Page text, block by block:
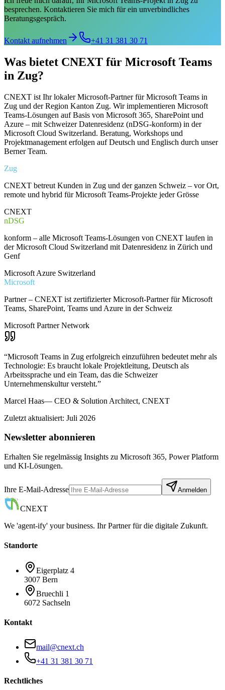
besprechen. Kontaktieren Sie mich für ein unverbindliches
Beratungsgespräch.
Kontakt aufnehmen +41 31 381 30 71
Was bietet CNEXT für Microsoft Teams
in Zug?
CNEXT ist Ihr lokaler Microsoft-Partner für Microsoft Teams in
Zug und der Region Kanton Zug. Wir implementieren Microsoft
Teams-Lösungen auf Basis von Microsoft 365, SharePoint und
Azure – mit Schweizer Datenresidenz (nDSG-konform) in der
Microsoft Cloud Switzerland. Beratung, Workshops und
Projektmanagement erfolgen auf Deutsch und Englisch durch unser
Berner Team.
Zug
CNEXT betreut Kunden in Zug und der ganzen Schweiz – vor Ort,
remote und hybrid für Microsoft Teams-Projekte jeder Grösse
CNEXT
nDSG
konform – alle Microsoft Teams-Lösungen von CNEXT laufen in
der Microsoft Cloud Switzerland mit Datenresidenz in Zürich und
Genf
Microsoft Azure Switzerland
Microsoft
Partner – CNEXT ist zertifizierter Microsoft-Partner für Microsoft
Teams, SharePoint, Teams und Azure in der Schweiz
Microsoft Partner Network
“Microsoft Teams in Zug erfolgreich einzuführen bedeutet mehr als
Technologie: Es braucht lokale Projektleitung, Deutsch als
Arbeitssprache und ein Team, das die Schweizer
Unternehmenskultur versteht.”
Marcel Haas— CEO & Solution Architect, CNEXT
Zuletzt aktualisiert: Juli 2026
Newsletter abonnieren
Erhalten Sie regelmässig Insights zu Microsoft 365, Power Platform
und KI-Lösungen.
Ihre E-Mail-Adresse Anmelden
CNEXT
We 'agent-ify' your business. Ihr Partner für die digitale Zukunft.
Standorte
Eigerplatz 4
3007 Bern
Bruechli 1
6072 Sachseln
Kontakt
mail@cnext.ch
+41 31 381 30 71
Rechtliches